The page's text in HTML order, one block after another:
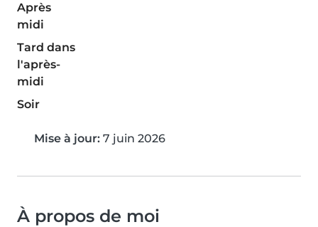
Après
midi
Tard dans
l'après-
midi
Soir
Mise à jour: 7 juin 2026
À propos de moi